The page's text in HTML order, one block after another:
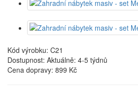
Kód výrobku: C21
Dostupnost: Aktuálně: 4-5 týdnů
Cena dopravy: 899 Kč